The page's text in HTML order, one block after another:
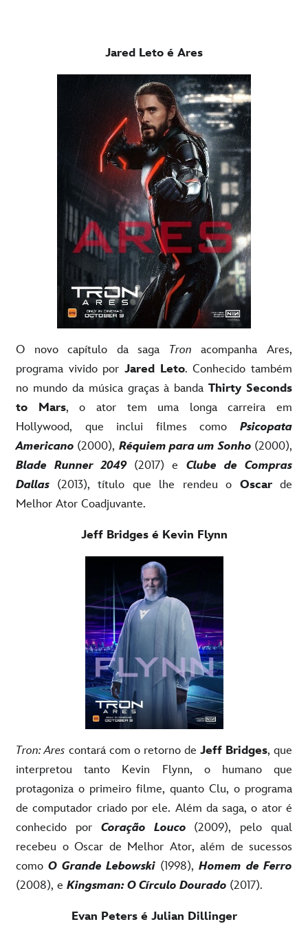
Jared Leto é Ares
O novo capítulo da saga Tron acompanha Ares,
programa vivido por Jared Leto. Conhecido também
no mundo da música graças à bandaThirty Seconds
to Mars, o ator tem uma longa carreira em
Hollywood, que inclui filmes como Psicopata
Americano (2000), Réquiem para um Sonho (2000),
Blade Runner 2049 (2017) eClube de Compras
Dallas (2013), título que lhe rendeu o Oscar de
Melhor Ator Coadjuvante.
Jeff Bridges é Kevin Flynn
Tron: Ares contará com o retorno de Jeff Bridges, que
interpretou tanto Kevin Flynn, o humano que
protagoniza o primeiro filme, quanto Clu, o programa
de computador criado por ele. Além da saga, o ator é
conhecido por Coração Louco (2009), pelo qual
recebeu o Oscar de Melhor Ator, além de sucessos
comoO Grande Lebowski (1998),Homem de Ferro
(2008), e Kingsman: O Círculo Dourado (2017).
Evan Peters é Julian Dillinger